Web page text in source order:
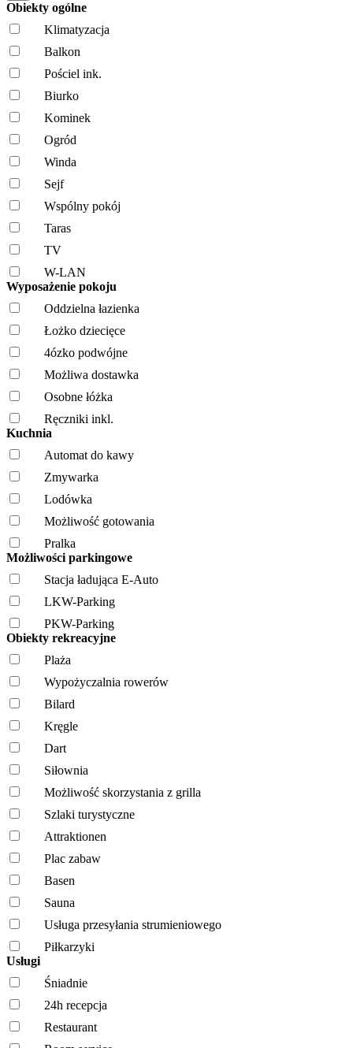
Obiekty ogólne
Klimatyzacja
Balkon
Pościel ink.
Biurko
Kominek
Ogród
Winda
Sejf
Wspólny pokój
Taras
TV
W-LAN
Wyposażenie pokoju
Oddzielna łazienka
Łożko dziecięce
4ózko podwójne
Możliwa dostawka
Osobne łóżka
Ręczniki inkl.
Kuchnia
Automat do kawy
Zmywarka
Lodówka
Możliwość gotowania
Pralka
Możliwości parkingowe
Stacja ładująca E-Auto
LKW-Parking
PKW-Parking
Obiekty rekreacyjne
Plaża
Wypożyczalnia rowerów
Bilard
Kręgle
Dart
Siłownia
Możliwość skorzystania z grilla
Szlaki turystyczne
Attraktionen
Plac zabaw
Basen
Sauna
Usługa przesyłania strumieniowego
Piłkarzyki
Usługi
Śniadnie
24h recepcja
Restaurant